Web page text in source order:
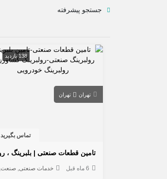
جستجو پیشرفته
138 بازدید
تهران تهران
تماس بگیرید
6 ماه قبل خدمات صنعتی صنعت